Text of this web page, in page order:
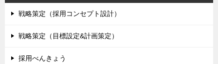
戦略策定（採用コンセプト設計）
戦略策定（目標設定&計画策定）
採用べんきょう